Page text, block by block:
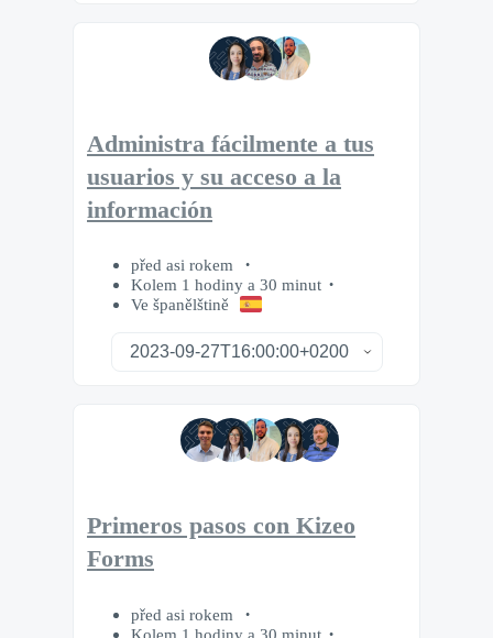
Administra fácilmente a tus
usuarios y su acceso a la
información
před asi rokem
Kolem 1 hodiny a 30 minut
Ve španělštině
Primeros pasos con Kizeo
Forms
před asi rokem
Kolem 1 hodiny a 30 minut